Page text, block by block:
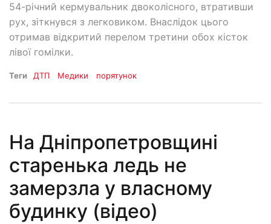
54-річний кермувальник двоколісного, втративши
рух, зіткнувся з легковиком. Внаслідок цього
отримав відкритий перелом третини обох кісток
лівої гомілки.
Теги ДТП Медики порятунок
На Дніпропетровщині
старенька ледь не
замерзла у власному
будинку (відео)